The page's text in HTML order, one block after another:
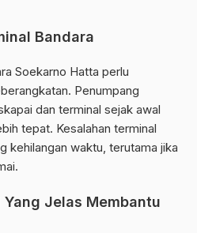
Bandara
Soekarno Hatta perlu
Penumpang
dan terminal sejak awal
tepat. Kesalahan terminal
kehilangan waktu, terutama jika
Jelas Membantu